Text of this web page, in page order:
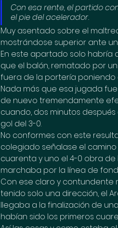
Con esa rente, el partido
el pie del acelerador.
Muy asentado sobre el
mostrándose superior ante
En este apartado solo habría
que el balón, rematado por
fuera de la portería poniendo
Nada más que esa jugada
de nuevo tremendamente
cuando, dos minutos
gol del 3-0.
No conformes con este
colegiado señalase el
cuarenta y uno el 4-0 obra
marchaba por la línea de
Con ese claro y contundente
tenido solo una dirección, el
llegaba a la finalización de
habían sido los primeros